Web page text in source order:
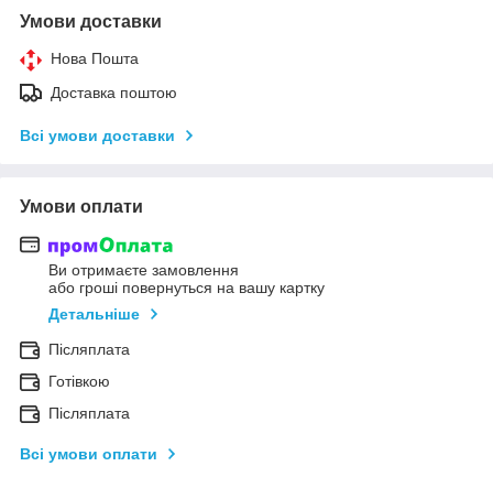
Умови доставки
Нова Пошта
Доставка поштою
Всі умови доставки
Умови оплати
Ви отримаєте замовлення
або гроші повернуться на вашу картку
Детальніше
Післяплата
Готівкою
Післяплата
Всі умови оплати